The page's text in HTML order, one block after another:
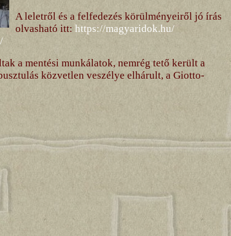
A leletről és a felfedezés körülményeiről jó írás
olvasható itt: https://magyaridok.hu/
a mentési munkálatok, nemrég tető került a
közvetlen veszélye elhárult, a Giotto-